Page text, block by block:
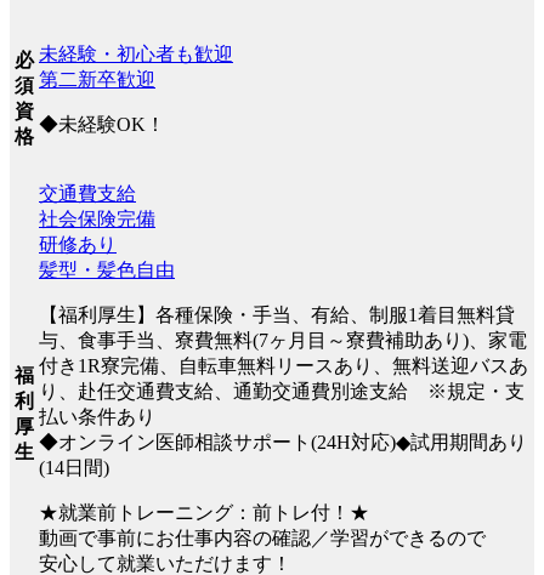
必
須
資
格
未経験・初心者も歓迎
第二新卒歓迎
◆未経験OK！
福
利
厚
生
交通費支給
社会保険完備
研修あり
髪型・髪色自由
【福利厚生】各種保険・手当、有給、制服1着目無料貸
与、食事手当、寮費無料(7ヶ月目～寮費補助あり)、家電
付き1R寮完備、自転車無料リースあり、無料送迎バスあ
り、赴任交通費支給、通勤交通費別途支給 ※規定・支
払い条件あり
◆オンライン医師相談サポート(24H対応)◆試用期間あり
(14日間)
★就業前トレーニング：前トレ付！★
動画で事前にお仕事内容の確認／学習ができるので
安心して就業いただけます！